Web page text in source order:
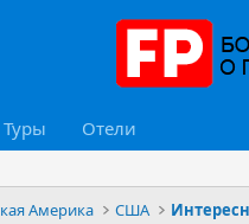
Туры Отели
Америка США